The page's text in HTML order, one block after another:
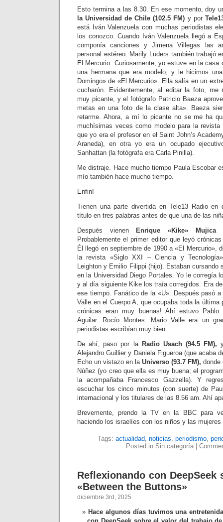
Esto termina a las 8.30. En ese momento, doy
la Universidad de Chile (102.5 FM) y por
está Iván Valenzuela con muchas periodistas
los conozco. Cuando Iván Valenzuela llegó a
componía canciones y Jimena Villegas las
personal estéreo. Marily Lüders también trabajó
El Mercurio. Curiosamente, yo estuve en la casa
una hermana que era modelo, y le hicimos
Domingo» de «El Mercurio». Ella salía en un
cucharón. Evidentemente, al editar la foto, me
muy picante, y el fotógrafo Patricio Baeza
metas en una foto de la clase alta». Baeza
retarme. Ahora, a mí lo picante no se me ha
muchísimas veces como modelo para la
que yo era el profesor en el Saint John’s
Araneda), en otra yo era un ocupado
Sanhattan (la fotógrafa era Carla Pinilla).
Me distraje. Hace mucho tiempo Paula Escobar
mío también hace mucho tiempo.
Enfin!
Tienen una parte divertida en Tele13 Radio en
título en tres palabras antes de que una de las
Después vienen
Enrique «Kike» Mujica
Probablemente el primer editor que leyó
Él llegó en septiembre de 1990 a «El Mercurio»,
la revista «Siglo XXI – Ciencia y
Leighton y Emilio Filippi (hijo). Estaban cursando
en la Universidad Diego Portales. Yo le corregía
y al día siguiente Kike los traía corregidos. Era
ese tiempo. Fanático de la «U». Después pasó
Valle en el Cuerpo A, que ocupaba toda la última
crónicas eran muy buenas! Ahí estuvo Pablo
Aguilar. Rocío Montes. Mario Valle era un
periodistas escribían muy bien.
De ahí, paso por la Radio Usach (94.5 FM),
Alejandro Guillier y Daniela Figueroa (que acaba
Echo un vistazo en la Universo (93.7 FM), donde
Núñez (yo creo que ella es muy buena; el
la acompañaba Francesco Gazzella). Y
escuchar los cinco minutos (con suerte) de
internacional y los titulares de las 8.56 am. Ahí
Brevemente, prendo la TV en la BBC para
haciendo los israelíes con los niños y las
Tags: actualidad, noticias, periodismo,
Posted in Sin categoría |
Reflexionando con DeepSeek
«Between the Buttons»
diciembre 3rd, 2025
Hace algunos días tuvimos una